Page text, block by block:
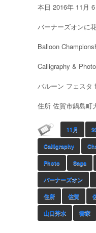
本日 2016年 11月
バーナーズオンに
Balloon
Calligraphy &
バルーン フェスタ
住所 佐賀市鍋島町
11月
Calligraphy
Photo Saga
バーナーズオン
住所 佐賀
山口芳水 書家